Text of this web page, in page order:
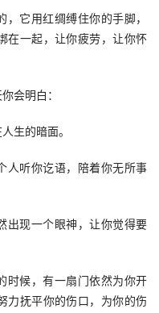
它用红绸缚住你的手脚，
在一起，让你疲劳，让你怀
会明白：
生的暗面。
听你讫语，陪着你无所事
现一个眼神，让你觉得要
候，有一扇门依然为你开
力抚平你的伤口，为你的伤